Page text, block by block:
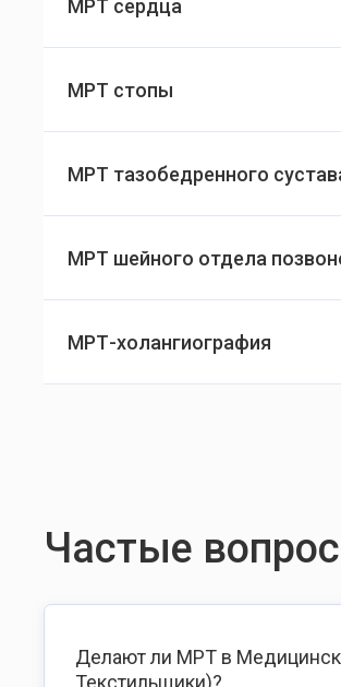
МРТ сердца
МРТ стопы
МРТ тазобедренного
МРТ шейного отдела
МРТ-холангиография
Частые
Делают ли МРТ в
Текстильщики)?